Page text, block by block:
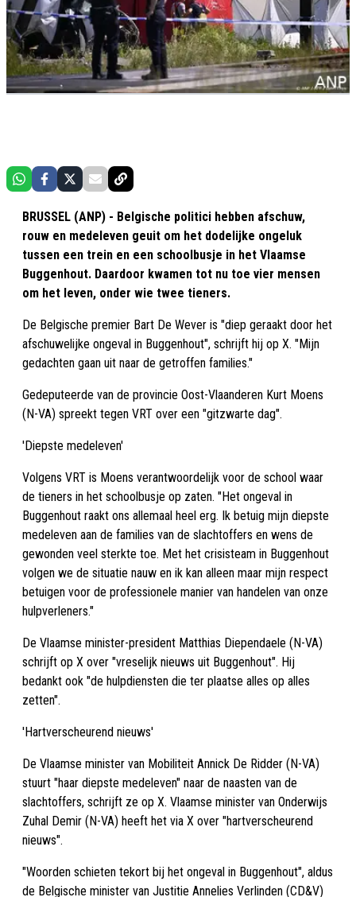
BRUSSEL (ANP) - Belgische politici hebben afschuw,
rouw en medeleven geuit om het dodelijke ongeluk
tussen een trein en een schoolbusje in het Vlaamse
Buggenhout. Daardoor kwamen tot nu toe vier mensen
om het leven, onder wie twee tieners.
De Belgische premier Bart De Wever is "diep geraakt door het
afschuwelijke ongeval in Buggenhout", schrijft hij op X. "Mijn
gedachten gaan uit naar de getroffen families."
Gedeputeerde van de provincie Oost-Vlaanderen Kurt Moens
(N-VA) spreekt tegen VRT over een "gitzwarte dag".
'Diepste medeleven'
Volgens VRT is Moens verantwoordelijk voor de school waar
de tieners in het schoolbusje op zaten. "Het ongeval in
Buggenhout raakt ons allemaal heel erg. Ik betuig mijn diepste
medeleven aan de families van de slachtoffers en wens de
gewonden veel sterkte toe. Met het crisisteam in Buggenhout
volgen we de situatie nauw en ik kan alleen maar mijn respect
betuigen voor de professionele manier van handelen van onze
hulpverleners."
De Vlaamse minister-president Matthias Diependaele (N-VA)
schrijft op X over "vreselijk nieuws uit Buggenhout". Hij
bedankt ook "de hulpdiensten die ter plaatse alles op alles
zetten".
'Hartverscheurend nieuws'
De Vlaamse minister van Mobiliteit Annick De Ridder (N-VA)
stuurt "haar diepste medeleven" naar de naasten van de
slachtoffers, schrijft ze op X. Vlaamse minister van Onderwijs
Zuhal Demir (N-VA) heeft het via X over "hartverscheurend
nieuws".
"Woorden schieten tekort bij het ongeval in Buggenhout", aldus
de Belgische minister van Justitie Annelies Verlinden (CD&V)